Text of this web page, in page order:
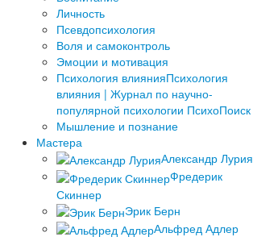
Личность
Псевдопсихология
Воля и самоконтроль
Эмоции и мотивация
Психология влиянияПсихология
влияния | Журнал по научно-
популярной психологии ПсихоПоиск
Мышление и познание
Мастера
Александр Лурия
Фредерик
Скиннер
Эрик Берн
Альфред Адлер